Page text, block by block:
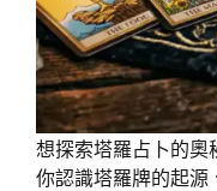
想探索塔羅占卜的奧
你認識塔羅牌的起源